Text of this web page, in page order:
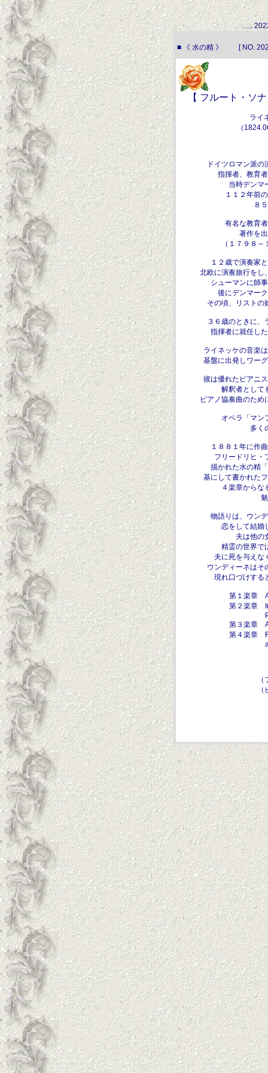
......
■ 《 水の精 》 [ NO.
【 フルート・ソ
ライ
（
ドイツロマン派
指揮者、教育
当時デンマ
１１２年前
８
有名な教育
著作を
（１７９８
１２歳で演奏家
北欧に演奏旅行をし
シューマンに師
後にデンマー
その頃、リストの
３６歳のときに
指揮者に就任し
ライネッケの音楽
基盤に出発しワー
彼は優れたピアニ
解釈者として
ピアノ協奏曲のため
オペラ「マン
多く
１８８１年に作
フリードリヒ・
描かれた水の精
基にして書かれた
４楽章からな
物語りは、ウン
恋をして結婚
夫は他の
精霊の世界で
夫に死を与えな
ウンディーネはそ
現れ口づけする
第１楽章
第２楽章
Piu,quasi
第３楽章 Andante
第４楽章 Finale: